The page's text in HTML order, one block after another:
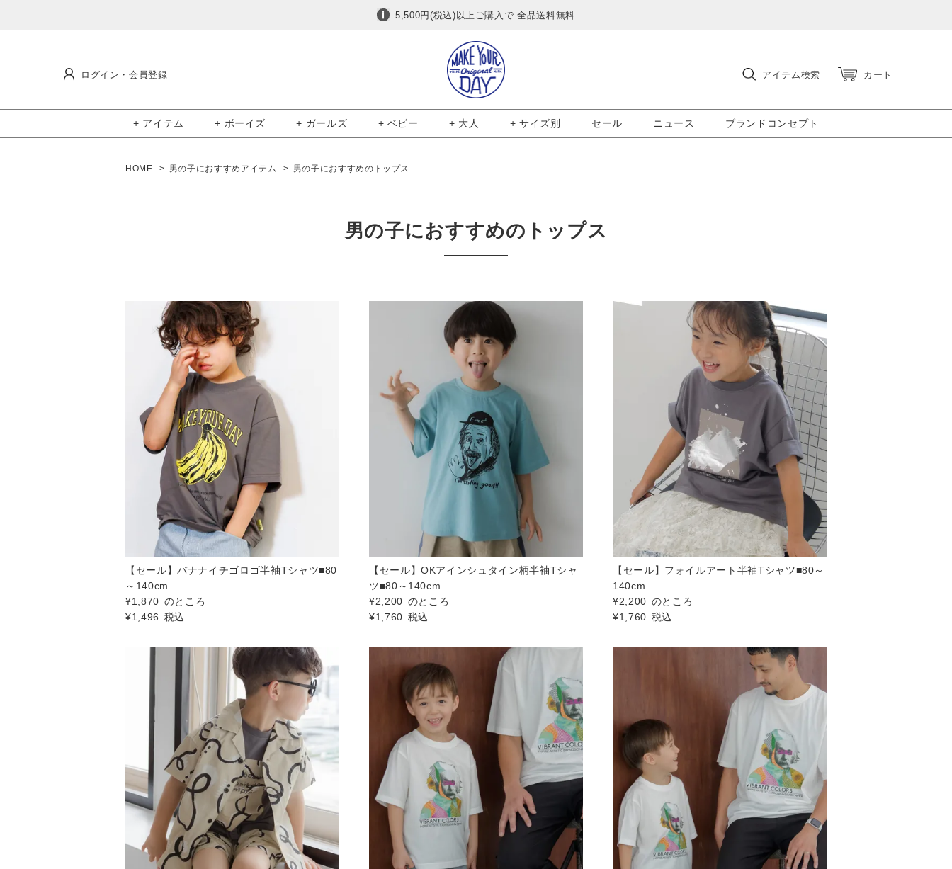
5,500円(税込)以上ご購入で 全品送料無料
アイテム検索
ログイン・会員登録 カート
+ アイテム + ボーイズ + ガールズ + ベビー + 大人 + サイズ別 セール ニュース ブランドコンセプト
HOME 男の子におすすめアイテム 男の子におすすめのトップス
男の子におすすめのトップス
【セール】バナナイチゴロゴ半袖Tシャツ■80
～140cm
¥1,870 のところ
¥1,496 税込
【セール】OKアインシュタイン柄半袖Tシャ
ツ■80～140cm
¥2,200 のところ
¥1,760 税込
【セール】フォイルアート半袖Tシャツ■80～
140cm
¥2,200 のところ
¥1,760 税込